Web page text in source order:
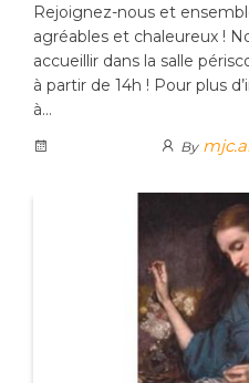
Rejoignez-nous et
agréables et chaleureux !
accueillir dans la salle
à partir de 14h ! Pour plus
à…
By